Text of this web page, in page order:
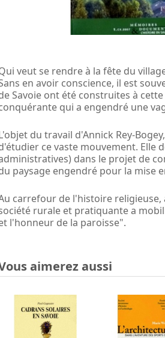
veut se rendre à la fête du
en avoir conscience, il est
Savoie ont été construites à
qui a engendré une
du travail d'Annick Rey-
ce vaste mouvement. Elle
dans le projet de
paysage engendré pour la mise
carrefour de l'histoire
rurale et pratiquante a
l'honneur de la paroisse".
aimerez aussi